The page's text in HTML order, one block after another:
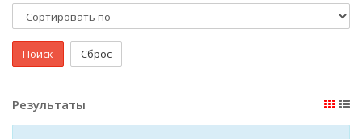
Поиск Сброс
Результаты